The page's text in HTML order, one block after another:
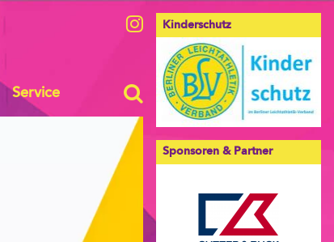
Service
Kinderschutz
Sponsoren & Partner